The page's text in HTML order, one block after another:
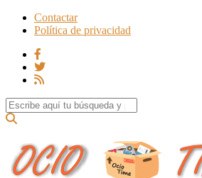
Contactar
Política de privacidad
Search for: